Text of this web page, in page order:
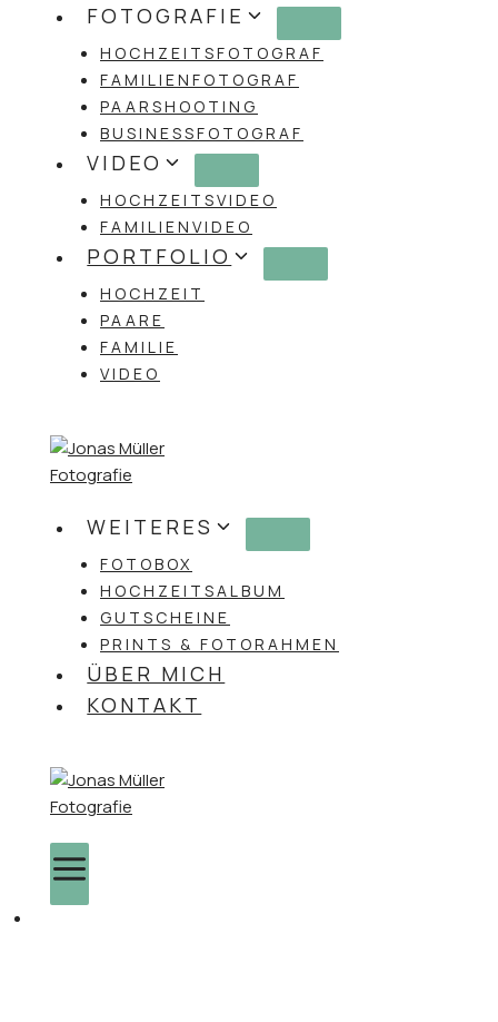
FOTOGRAFIE
HOCHZEITSFOTOGRAF
FAMILIENFOTOGRAF
PAARSHOOTING
BUSINESSFOTOGRAF
VIDEO
HOCHZEITSVIDEO
FAMILIENVIDEO
PORTFOLIO
HOCHZEIT
PAARE
FAMILIE
VIDEO
WEITERES
FOTOBOX
HOCHZEITSALBUM
GUTSCHEINE
PRINTS & FOTORAHMEN
ÜBER MICH
KONTAKT